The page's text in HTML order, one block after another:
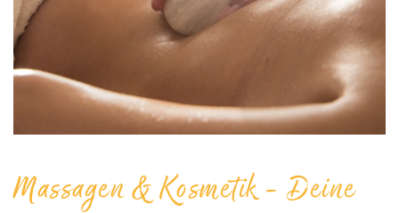
Massagen & Kosmetik - Deine